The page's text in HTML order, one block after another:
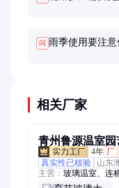
问 雨季使用要注意
相关厂家
青州鲁源温室园
4年 厂
真实性已核验
山东
主营： 玻璃温室、连
阳光板温室、日光温